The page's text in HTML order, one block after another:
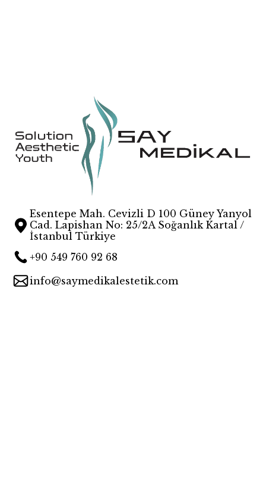
Esentepe Mah. Cevizli D 100 Güney Yanyol
Cad. Lapishan No: 25/2A Soğanlık Kartal /
İstanbul Türkiye
+90 549 760 92 68
info@saymedikalestetik.com